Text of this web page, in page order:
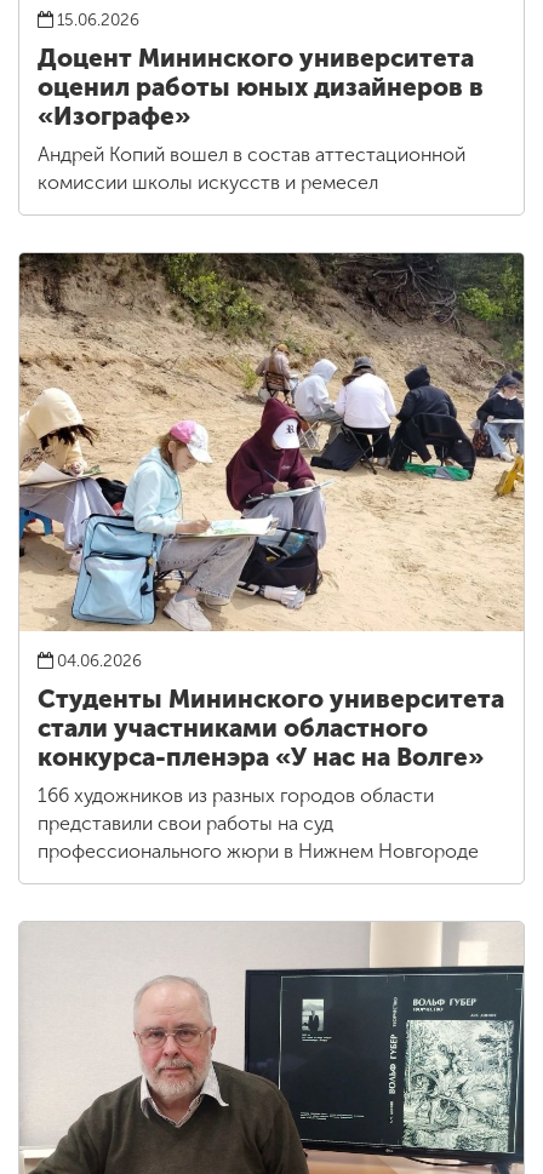
15.06.2026
Доцент Мининского университета
оценил работы юных дизайнеров в
«Изографе»
Андрей Копий вошел в состав аттестационной
комиссии школы искусств и ремесел
04.06.2026
Студенты Мининского университета
стали участниками областного
конкурса-пленэра «У нас на Волге»
166 художников из разных городов области
представили свои работы на суд
профессионального жюри в Нижнем Новгороде